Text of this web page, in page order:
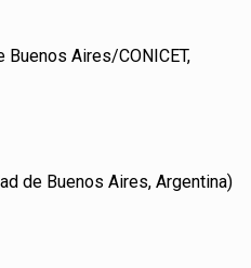
Buenos Aires/CONICET,
de Buenos Aires, Argentina)